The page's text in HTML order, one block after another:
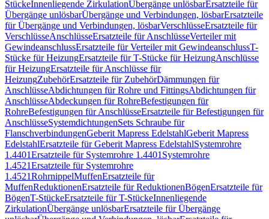
StückeInnenliegende ZirkulationÜbergänge unlösbarErsatzteile für
Übergänge unlösbarÜbergänge und Verbindungen, lösbarErsatzteile
für Übergänge und Verbindungen, lösbarVerschlüsseErsatzteile für
VerschlüsseAnschlüsseErsatzteile für AnschlüsseVerteiler mit
GewindeanschlussErsatzteile für Verteiler mit GewindeanschlussT-
Stücke für HeizungErsatzteile für T-Stücke für HeizungAnschlüsse
für HeizungErsatzteile für Anschlüsse für
HeizungZubehörErsatzteile für ZubehörDämmungen für
AnschlüsseAbdichtungen für Rohre und FittingsAbdichtungen für
AnschlüsseAbdeckungen für RohreBefestigungen für
RohreBefestigungen für AnschlüsseErsatzteile für Befestigungen für
AnschlüsseSystemdichtungenSets Schraube für
FlanschverbindungenGeberit Mapress EdelstahlGeberit Mapress
EdelstahlErsatzteile für Geberit Mapress EdelstahlSystemrohre
1.4401Ersatzteile für Systemrohre 1.4401 Systemrohre
1.4521Ersatzteile für Systemrohre
1.4521RohrnippelMuffenErsatzteile für
MuffenReduktionenErsatzteile für ReduktionenBögenErsatzteile für
BögenT-StückeErsatzteile für T-StückeInnenliegende
ZirkulationÜbergänge unlösbarErsatzteile für Übergänge